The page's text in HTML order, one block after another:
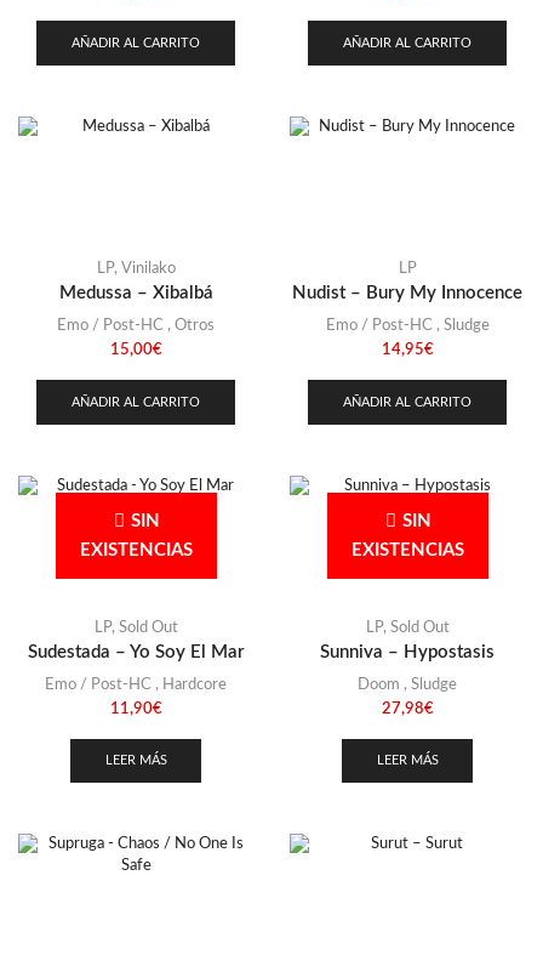
AÑADIR AL CARRITO AÑADIR AL CARRITO
LP, Vinilako
Medussa – Xibalbá
Emo / Post-HC , Otros
15,00€
AÑADIR AL CARRITO
LP
Nudist – Bury My Innocence
Emo / Post-HC , Sludge
14,95€
AÑADIR AL CARRITO
SIN
EXISTENCIAS
LP, Sold Out
Sudestada – Yo Soy El Mar
Emo / Post-HC , Hardcore
11,90€
LEER MÁS
SIN
EXISTENCIAS
LP, Sold Out
Sunniva – Hypostasis
Doom , Sludge
27,98€
LEER MÁS